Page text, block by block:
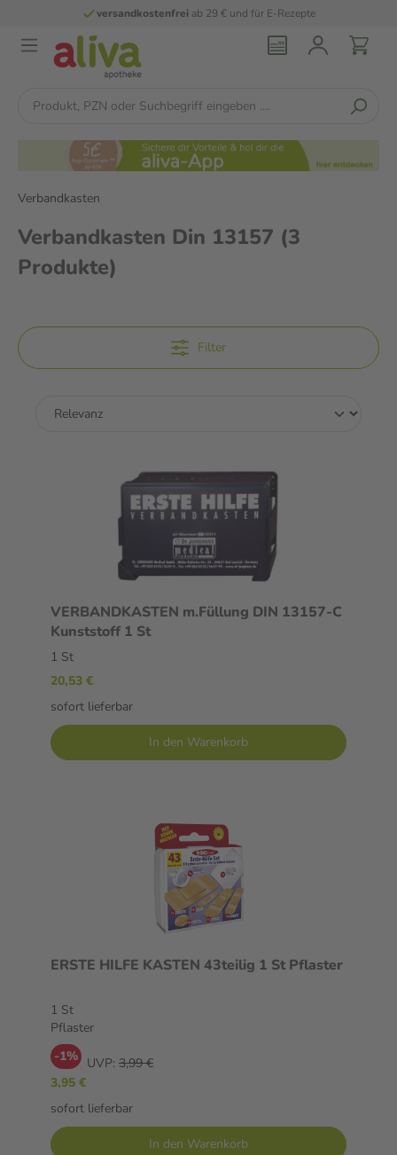
versandkostenfreiab 29 € und für E-Rezepte
Verbandkasten
Verbandkasten Din 13157 (3
Produkte)
Filter
VERBANDKASTEN m.Füllung DIN 13157-C
Kunststoff 1 St
1 St
20,53 €
sofort lieferbar
In den Warenkorb
ERSTE HILFE KASTEN 43teilig 1 St Pflaster
1 St
Pflaster
-1% UVP: 3,99 €
3,95 €
sofort lieferbar
In den Warenkorb